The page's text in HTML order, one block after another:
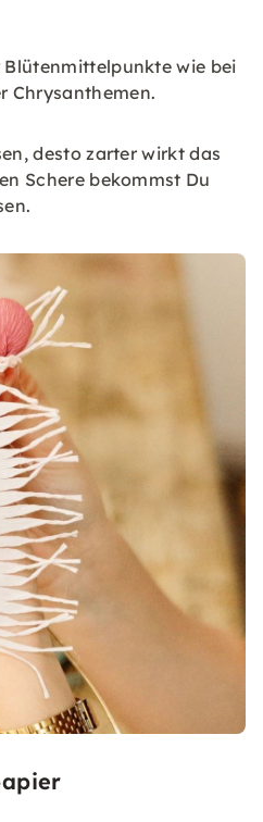
Blütenmittelpunkte wie bei
Chrysanthemen.
desto zarter wirkt das
Schere bekommst Du